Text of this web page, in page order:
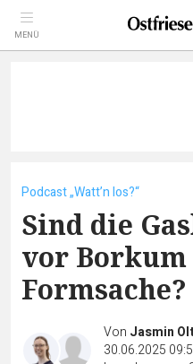
MENÜ
Podcast „Watt’n los?“
Sind die
vor
Formsache?
Von Jasmin
30.06.2025